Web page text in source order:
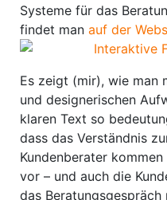
Systeme für das
findet man auf der
Es zeigt (mir), wie man
und designerischen
klaren Text so
dass das Verständnis
Kundenberater
vor – und auch die
das Beratungsgespräch